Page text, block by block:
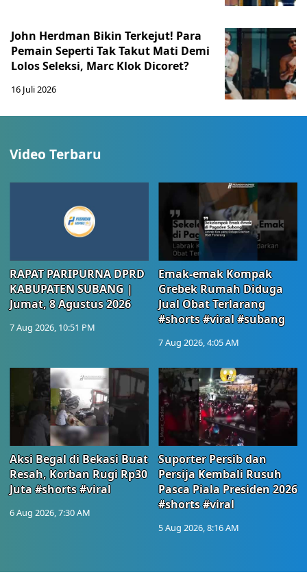
John Herdman Bikin Terkejut! Para
Pemain Seperti Tak Takut Mati Demi
Lolos Seleksi, Marc Klok Dicoret?
16 Juli 2026
Video Terbaru
RAPAT PARIPURNA DPRD
KABUPATEN SUBANG |
Jumat, 8 Agustus 2026
7 Aug 2026, 10:51 PM
Emak-emak Kompak
Grebek Rumah Diduga
Jual Obat Terlarang
#shorts #viral #subang
7 Aug 2026, 4:05 AM
Aksi Begal di Bekasi Buat
Resah, Korban Rugi Rp30
Juta #shorts #viral
6 Aug 2026, 7:30 AM
Suporter Persib dan
Persija Kembali Rusuh
Pasca Piala Presiden 2026
#shorts #viral
5 Aug 2026, 8:16 AM